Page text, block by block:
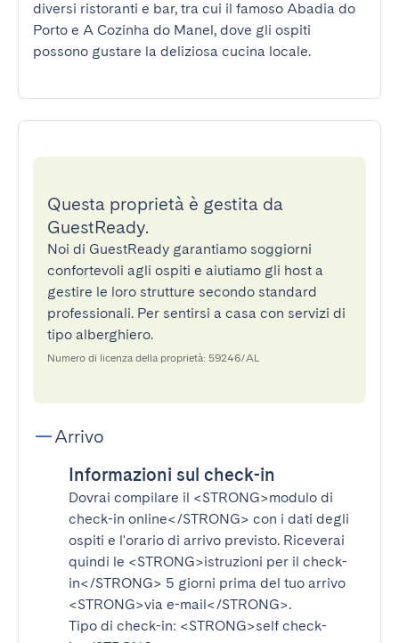
diversi ristoranti e bar, tra cui il famoso Abadia do
Porto e A Cozinha do Manel, dove gli ospiti
possono gustare la deliziosa cucina locale.
Questa proprietà è gestita da
GuestReady.
Noi di GuestReady garantiamo soggiorni
confortevoli agli ospiti e aiutiamo gli host a
gestire le loro strutture secondo standard
professionali. Per sentirsi a casa con servizi di
tipo alberghiero.
Numero di licenza della proprietà: 59246/AL
Arrivo
Informazioni sul check-in
Dovrai compilare il <STRONG>modulo di
check-in online</STRONG> con i dati degli
ospiti e l'orario di arrivo previsto. Riceverai
quindi le <STRONG>istruzioni per il check-
in</STRONG> 5 giorni prima del tuo arrivo
<STRONG>via e-mail</STRONG>.
Tipo di check-in: <STRONG>self check-